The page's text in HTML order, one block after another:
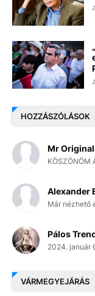
HOZZÁSZÓLÁSOK
Mr
KÖSZÖNÖM
Alexander
Már nézhető
Pálos
2024. január
VÁRMEGYEJÁRÁS